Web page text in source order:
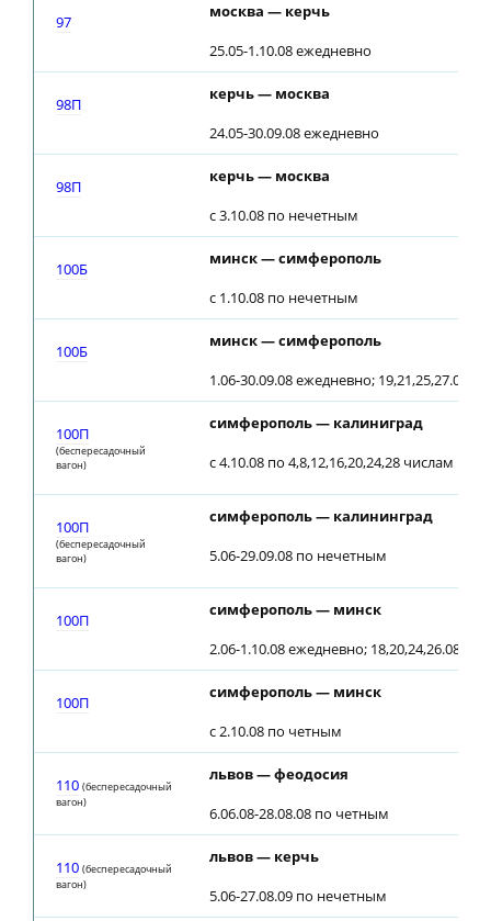
97
москва — керчь
25.05-1.10.08 ежедневно
98П
керчь — москва
24.05-30.09.08 ежедневно
98П
керчь — москва
с 3.10.08 по нечетным
100Б
минск — симферополь
с 1.10.08 по нечетным
100Б
минск — симферополь
1.06-30.09.08 ежедневно; 19,21,25,27.08,
100П
(беспересадочный
вагон)
симферополь — калиниград
с 4.10.08 по 4,8,12,16,20,24,28 числам
100П
(беспересадочный
вагон)
симферополь — калининград
5.06-29.09.08 по нечетным
100П
симферополь — минск
2.06-1.10.08 ежедневно; 18,20,24,26.08,
100П
симферополь — минск
с 2.10.08 по четным
110 (беспересадочный
вагон)
львов — феодосия
6.06.08-28.08.08 по четным
110 (беспересадочный
вагон)
львов — керчь
5.06-27.08.09 по нечетным